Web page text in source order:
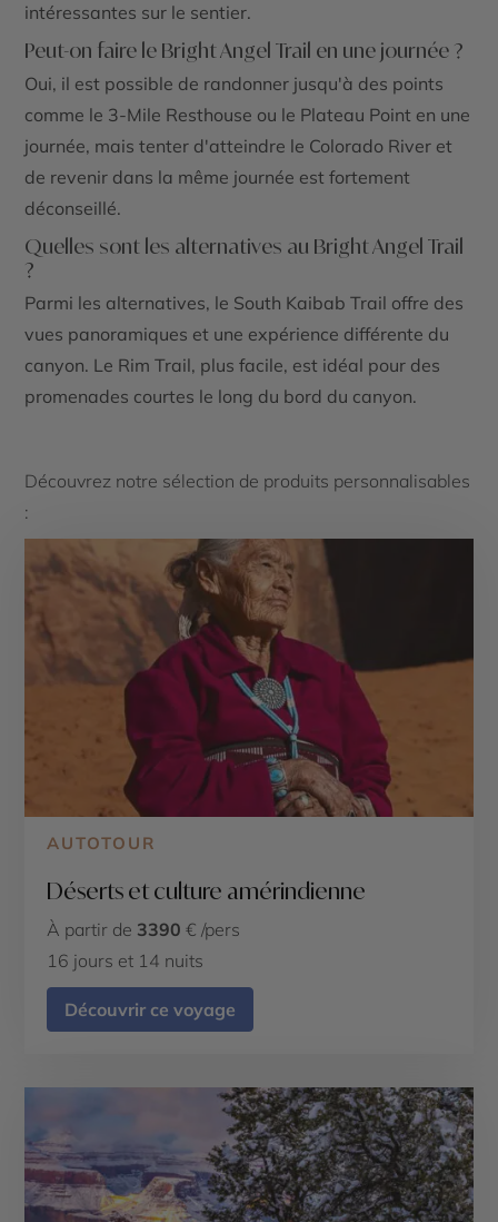
intéressantes sur le sentier.
Peut-on faire le Bright Angel Trail en une journée ?
Oui, il est possible de randonner jusqu'à des points
comme le 3-Mile Resthouse ou le Plateau Point en une
journée, mais tenter d'atteindre le Colorado River et
de revenir dans la même journée est fortement
déconseillé.
Quelles sont les alternatives au Bright Angel Trail
?
Parmi les alternatives, le South Kaibab Trail offre des
vues panoramiques et une expérience différente du
canyon. Le Rim Trail, plus facile, est idéal pour des
promenades courtes le long du bord du canyon.
Découvrez notre sélection de produits personnalisables
:
AUTOTOUR
Déserts et culture amérindienne
À partir de 3390 € /pers
16 jours et 14 nuits
Découvrir ce voyage